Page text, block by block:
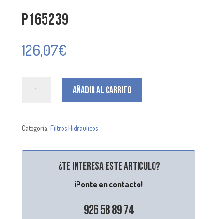
P165239
126,07€
Añadir al carrito
Categoría: Filtros Hidraulicos
¿Te interesa este articulo?
¡Ponte en contacto!
926 58 89 74